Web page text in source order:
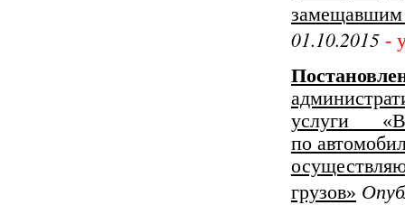
01.10.2015 -
услуги
по
грузов»